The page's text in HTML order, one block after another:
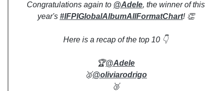
Congratulations again to @Adele, the winner of this
year's #IFPIGlobalAlbumAllFormatChart! 👏
Here is a recap of the top 10 👇
🏆@Adele
🥈@oliviarodrigo
🥉